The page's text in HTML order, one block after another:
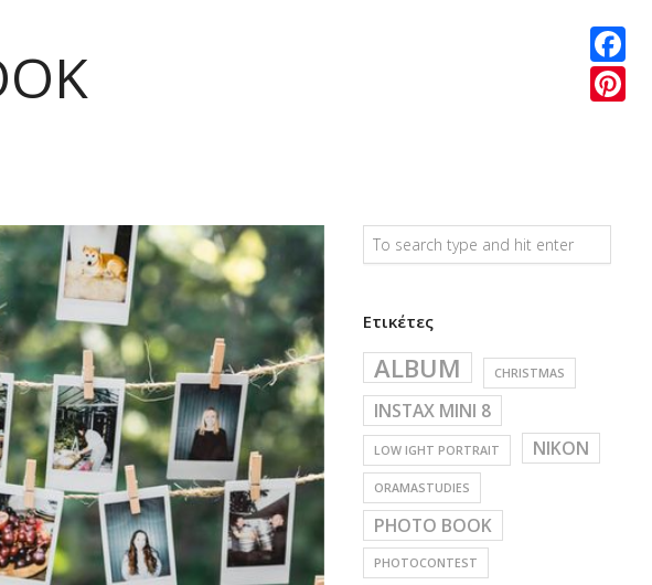
Ετικέτες
ALBUM CHRISTMAS
INSTAX MINI 8
LOW IGHT PORTRAIT NIKON
ORAMASTUDIES
PHOTO BOOK
PHOTOCONTEST